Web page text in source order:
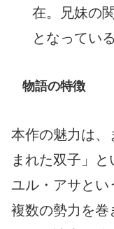
在。兄妹の
となっている
物語の特徴
本作の魅力は、
まれた双子」と
ユル・アサとい
複数の勢力を巻